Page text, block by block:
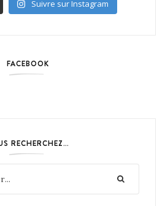
Suivre sur Instagram
FACEBOOK
RECHERCHEZ…